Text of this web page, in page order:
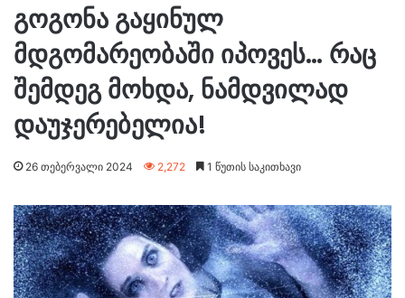
გოგონა გაყინულ
მდგომარეობაში იპოვეს… რაც
შემდეგ მოხდა, ნამდვილად
დაუჯერებელია!
26 თებერვალი 2024 2,272 1 წუთის საკითხავი